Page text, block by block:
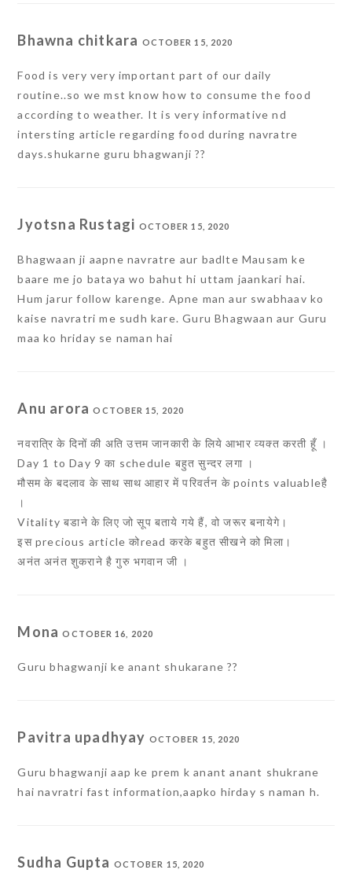
Bhawna chitkara OCTOBER 15, 2020
Food is very very important part of our daily
routine..so we mst know how to consume the food
according to weather. It is very informative nd
intersting article regarding food during navratre
days.shukarne guru bhagwanji ??
Jyotsna Rustagi OCTOBER 15, 2020
Bhagwaan ji aapne navratre aur badlte Mausam ke
baare me jo bataya wo bahut hi uttam jaankari hai.
Hum jarur follow karenge. Apne man aur swabhaav ko
kaise navratri me sudh kare. Guru Bhagwaan aur Guru
maa ko hriday se naman hai
Anu aroraOCTOBER 15, 2020
नवरात्रि के दिनों की अति उत्तम जानकारी के लिये आभार व्यक्त करती हूँ ।
Day 1 to Day 9 का schedule बहुत सुन्दर लगा ।
मौसम के बदलाव के साथ साथ आहार में परिवर्तन के points valuableहै
।
Vitality बडाने के लिए जो सूप बताये गये हैं, वो जरूर बनायेगे।
इस precious article कोread करके बहुत सीखने को मिला।
अनंत अनंत शुकराने है गुरु भगवान जी ।
MonaOCTOBER 16, 2020
Guru bhagwanji ke anant shukarane ??
Pavitra upadhyay OCTOBER 15, 2020
Guru bhagwanji aap ke prem k anant anant shukrane
hai navratri fast information,aapko hirday s naman h.
Sudha Gupta OCTOBER 15, 2020